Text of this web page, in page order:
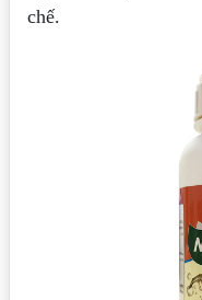
chế.